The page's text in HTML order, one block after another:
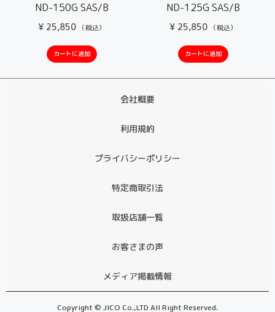
ND-150G SAS/B
¥ 25,850 （税込）
カートに追加
ND-125G SAS/B
¥ 25,850 （税込）
カートに追加
会社概要
利用規約
プライバシーポリシー
特定商取引法
取扱店舗一覧
お客さまの声
メディア掲載情報
Copyright © JICO Co.,LTD All Right Reserved.